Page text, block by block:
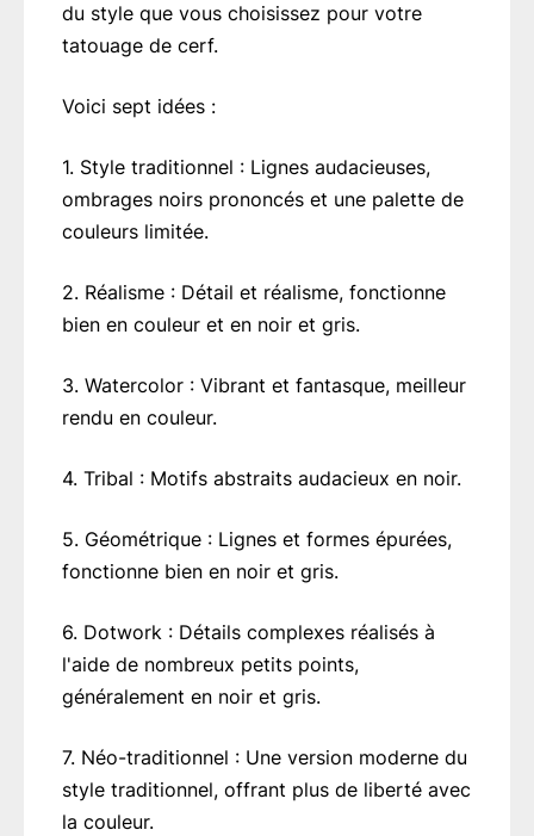
du style que vous choisissez pour votre
tatouage de cerf.
Voici sept idées :
1. Style traditionnel : Lignes audacieuses,
ombrages noirs prononcés et une palette de
couleurs limitée.
2. Réalisme : Détail et réalisme, fonctionne
bien en couleur et en noir et gris.
3. Watercolor : Vibrant et fantasque, meilleur
rendu en couleur.
4. Tribal : Motifs abstraits audacieux en noir.
5. Géométrique : Lignes et formes épurées,
fonctionne bien en noir et gris.
6. Dotwork : Détails complexes réalisés à
l'aide de nombreux petits points,
généralement en noir et gris.
7. Néo-traditionnel : Une version moderne du
style traditionnel, offrant plus de liberté avec
la couleur.